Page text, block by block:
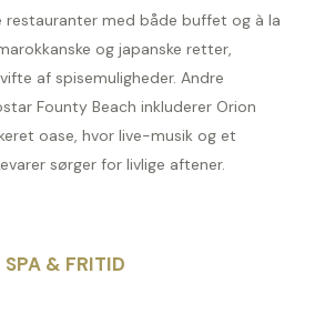
med både buffet og à la
og japanske retter,
af spisemuligheder. Andre
Founty Beach inkluderer Orion
oase, hvor live-musik og et
sørger for livlige aftener.
SPA & FRITID